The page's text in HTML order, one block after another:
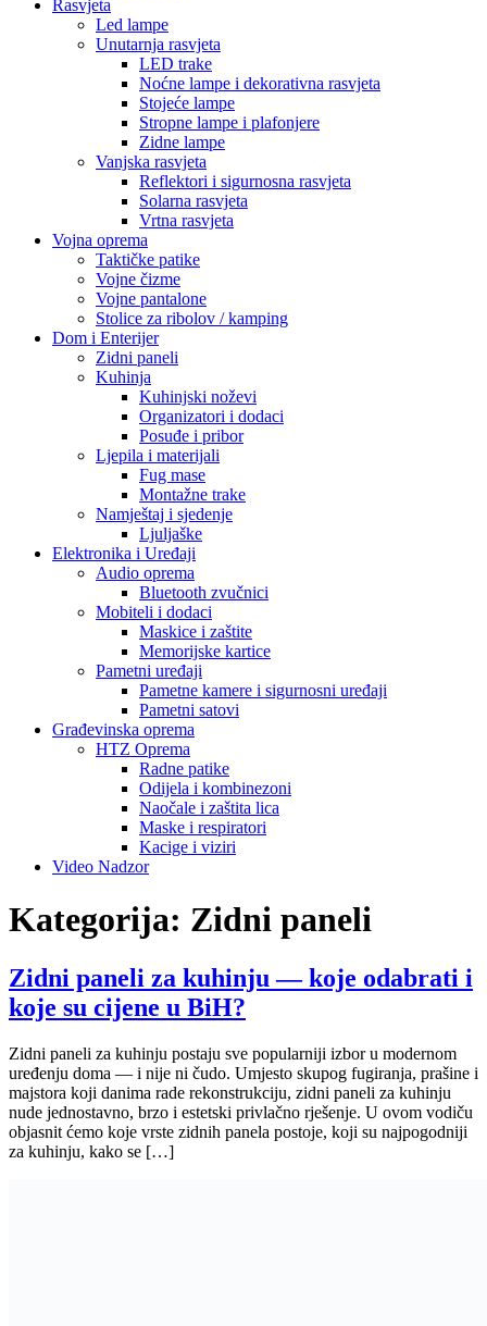
Memorijske kartice
Pametni uređaji
Pametne kamere i sigurnosni uređaji
Pametni satovi
Građevinska oprema
HTZ Oprema
Radne patike
Odijela i kombinezoni
Naočale i zaštita lica
Maske i respiratori
Kacige i viziri
Video Nadzor
Kategorija:Zidni paneli
Zidni paneli za kuhinju — koje odabrati i
koje su cijene u BiH?
Zidni paneli za kuhinju postaju sve popularniji izbor u modernom
uređenju doma — i nije ni čudo. Umjesto skupog fugiranja, prašine i
majstora koji danima rade rekonstrukciju, zidni paneli za kuhinju
nude jednostavno, brzo i estetski privlačno rješenje. U ovom vodiču
objasnit ćemo koje vrste zidnih panela postoje, koji su najpogodniji
za kuhinju, kako se […]
Naša misija je pružiti jednostavnu, brzu i sigurnu kupovinu uz
maksimalno zadovoljstvo.